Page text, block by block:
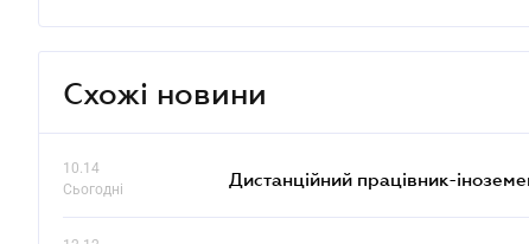
Схожі новини
10.14
Сьогодні
Дистанційний працівник-